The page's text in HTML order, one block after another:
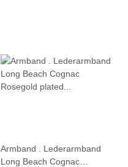
Armband . Lederarmband
Long Beach Cognac